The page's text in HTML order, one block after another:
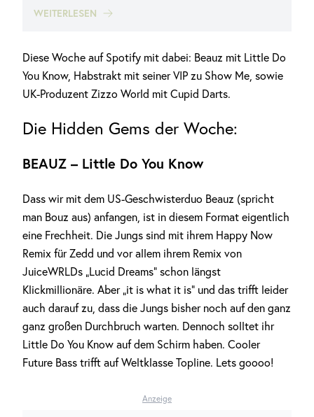
WEITERLESEN
Diese Woche auf Spotify mit dabei: Beauz mit Little Do
You Know, Habstrakt mit seiner VIP zu Show Me, sowie
UK-Produzent Zizzo World mit Cupid Darts.
Die Hidden Gems der Woche:
BEAUZ – Little Do You Know
Dass wir mit dem US-Geschwisterduo Beauz (spricht
man Bouz aus) anfangen, ist in diesem Format eigentlich
eine Frechheit. Die Jungs sind mit ihrem Happy Now
Remix für Zedd und vor allem ihrem Remix von
JuiceWRLDs „Lucid Dreams“ schon längst
Klickmillionäre. Aber „it is what it is“ und das trifft leider
auch darauf zu, dass die Jungs bisher noch auf den ganz
ganz großen Durchbruch warten. Dennoch solltet ihr
Little Do You Know auf dem Schirm haben. Cooler
Future Bass trifft auf Weltklasse Topline. Lets goooo!
Anzeige